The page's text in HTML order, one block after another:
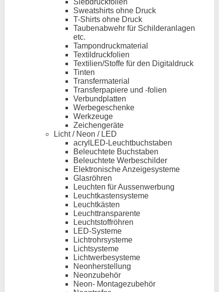
Siebdruckfolien
Sweatshirts ohne Druck
T-Shirts ohne Druck
Taubenabwehr für Schilderanlagen
etc.
Tampondruckmaterial
Textildruckfolien
Textilien/Stoffe für den Digitaldruck
Tinten
Transfermaterial
Transferpapiere und -folien
Verbundplatten
Werbegeschenke
Werkzeuge
Zeichengeräte
Licht / Neon / LED
acrylLED-Leuchtbuchstaben
Beleuchtete Buchstaben
Beleuchtete Werbeschilder
Elektronische Anzeigesysteme
Glasröhren
Leuchten für Aussenwerbung
Leuchtkastensysteme
Leuchtkästen
Leuchttransparente
Leuchtstoffröhren
LED-Systeme
Lichtrohrsysteme
Lichtsysteme
Lichtwerbesysteme
Neonherstellung
Neonzubehör
Neon- Montagezubehör